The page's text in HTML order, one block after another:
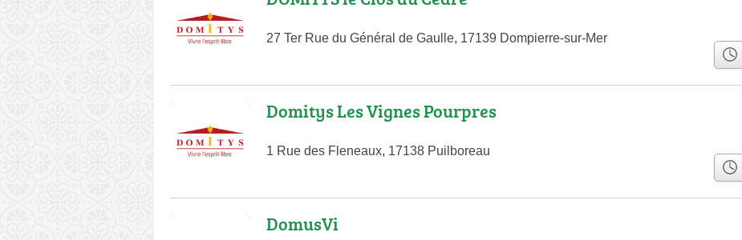
27 Ter Rue du Général de Gaulle, 17139 Dompierre-sur-Mer
Domitys Les Vignes Pourpres
1 Rue des Fleneaux, 17138 Puilboreau
DomusVi